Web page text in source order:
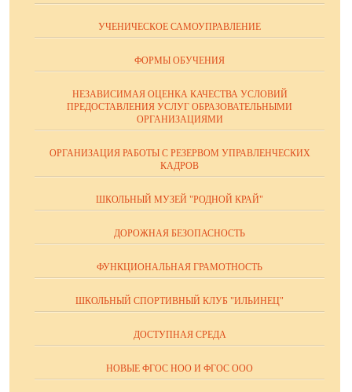
УЧЕНИЧЕСКОЕ САМОУПРАВЛЕНИЕ
ФОРМЫ ОБУЧЕНИЯ
НЕЗАВИСИМАЯ ОЦЕНКА КАЧЕСТВА УСЛОВИЙ
ПРЕДОСТАВЛЕНИЯ УСЛУГ ОБРАЗОВАТЕЛЬНЫМИ
ОРГАНИЗАЦИЯМИ
ОРГАНИЗАЦИЯ РАБОТЫ С РЕЗЕРВОМ УПРАВЛЕНЧЕСКИХ
КАДРОВ
ШКОЛЬНЫЙ МУЗЕЙ "РОДНОЙ КРАЙ"
ДОРОЖНАЯ БЕЗОПАСНОСТЬ
ФУНКЦИОНАЛЬНАЯ ГРАМОТНОСТЬ
ШКОЛЬНЫЙ СПОРТИВНЫЙ КЛУБ "ИЛЬИНЕЦ"
ДОСТУПНАЯ СРЕДА
НОВЫЕ ФГОС НОО И ФГОС ООО